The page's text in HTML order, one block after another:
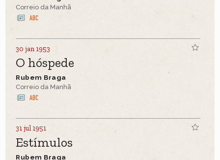
Correio da Manhã
30 jan 1953
O hóspede
Rubem Braga
Correio da Manhã
31 jul 1951
Estímulos
Rubem Braga